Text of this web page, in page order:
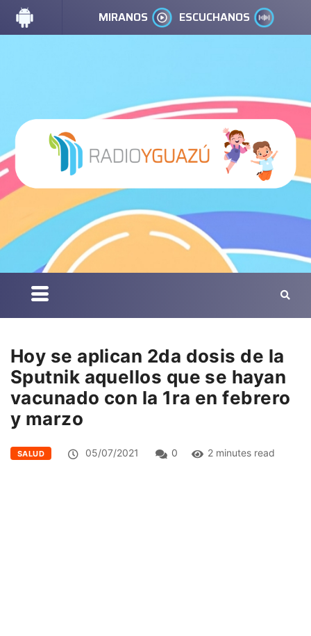
MIRANOS ESCUCHANOS
Hoy se aplican 2da dosis de la
Sputnik aquellos que se hayan
vacunado con la 1ra en febrero
y marzo
SALUD 05/07/2021 0 2 minutes read